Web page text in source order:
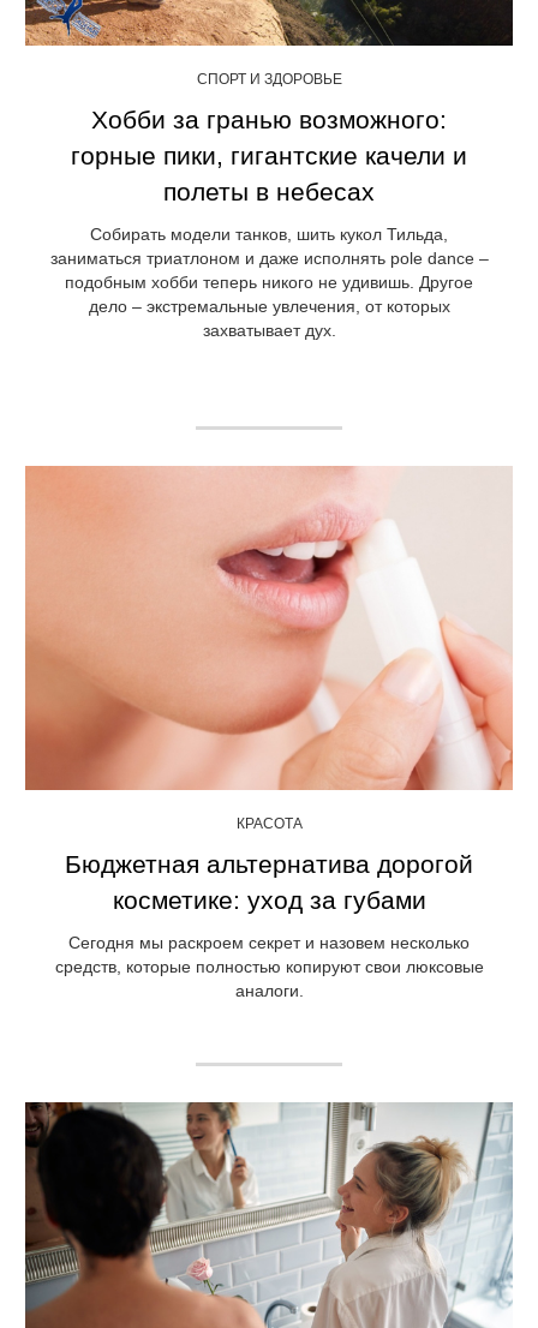
СПОРТ И ЗДОРОВЬЕ
Хобби за гранью возможного:
горные пики, гигантские качели и
полеты в небесах
Собирать модели танков, шить кукол Тильда,
заниматься триатлоном и даже исполнять pole dance –
подобным хобби теперь никого не удивишь. Другое
дело – экстремальные увлечения, от которых
захватывает дух.
КРАСОТА
Бюджетная альтернатива дорогой
косметике: уход за губами
Сегодня мы раскроем секрет и назовем несколько
средств, которые полностью копируют свои люксовые
аналоги.